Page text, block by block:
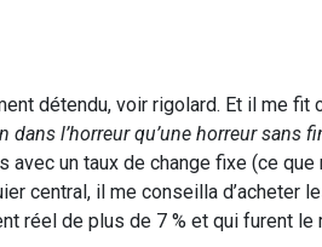
détendu, voir rigolard. Et il me fit
dans l’horreur qu’une horreur sans
un taux de change fixe (ce que
central, il me conseilla d’acheter
réel de plus de 7 % et qui furent